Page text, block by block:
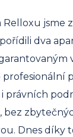
jsme
dva
právních
bez
Dnes díky